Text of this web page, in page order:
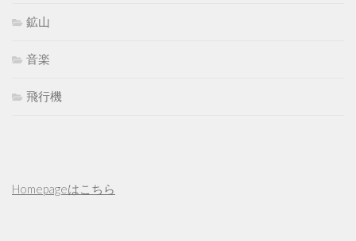
鉱山
音楽
飛行機
Homepageはこちら